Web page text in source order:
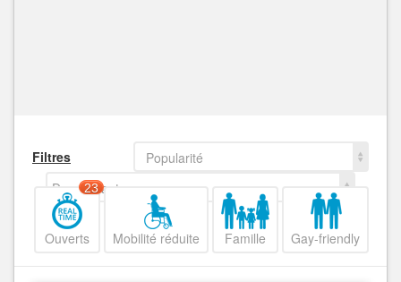
Filtres
Popularité
Decroissant
Ouverts
23
Mobilité réduite Famille Gay-friendly